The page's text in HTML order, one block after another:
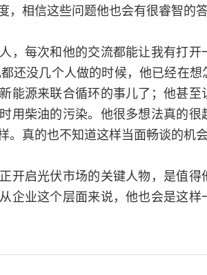
，相信这些问题他也会有很睿智的答
每次和他的交流都能让我有打开
还没几个人做的时候，他已经在
能源来联合循环的事儿了；他甚
用柴油的污染。他很多想法真的
。真的也不知道这样当面畅谈的机
启光伏市场的关键人物，是值得
企业这个层面来说，他也会是这